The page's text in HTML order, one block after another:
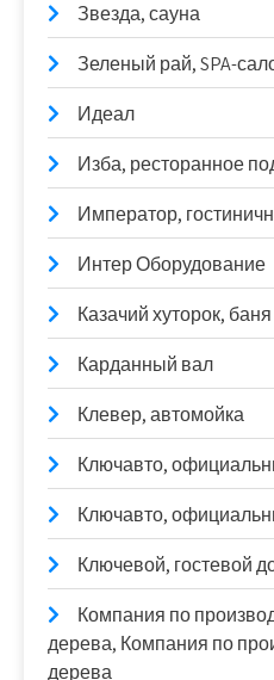
Звезда, сауна
Зеленый рай, SPA-
Идеал
Изба, ресторанное
Император,
Интер Оборудование
Казачий хуторок, баня
Карданный вал
Клевер, автомойка
Ключавто,
Ключавто,
Ключевой, гостевой
Компания по
дерева, Компания по
дерева